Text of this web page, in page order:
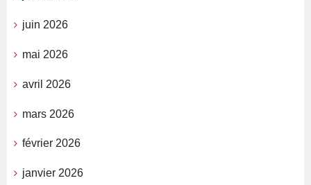
juin 2026
mai 2026
avril 2026
mars 2026
février 2026
janvier 2026